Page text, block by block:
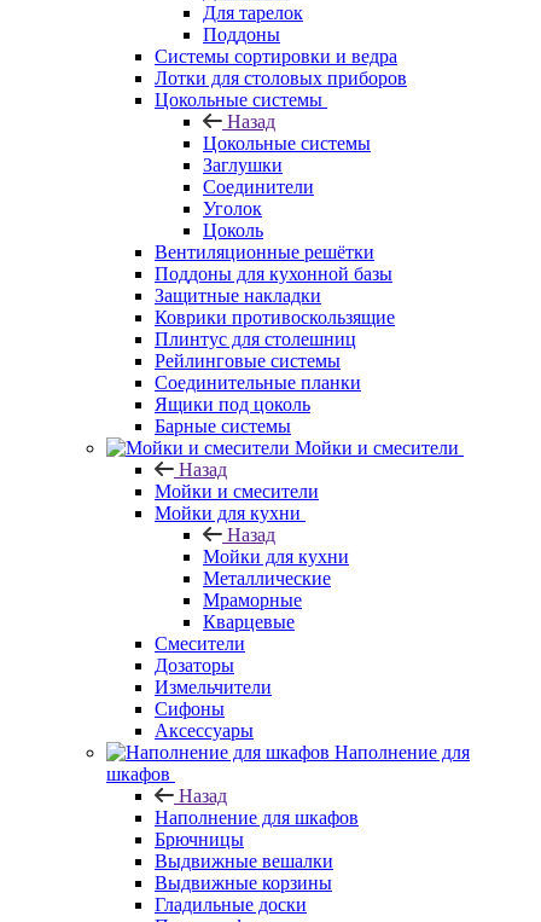
Для тарелок
Поддоны
Системы сортировки и ведра
Лотки для столовых приборов
Цокольные системы
Назад
Цокольные системы
Заглушки
Соединители
Уголок
Цоколь
Вентиляционные решётки
Поддоны для кухонной базы
Защитные накладки
Коврики противоскользящие
Плинтус для столешниц
Рейлинговые системы
Соединительные планки
Ящики под цоколь
Барные системы
Мойки и смесители
Назад
Мойки и смесители
Мойки для кухни
Назад
Мойки для кухни
Металлические
Мраморные
Кварцевые
Смесители
Дозаторы
Измельчители
Сифоны
Аксессуары
Наполнение для
шкафов
Назад
Наполнение для шкафов
Брючницы
Выдвижные вешалки
Выдвижные корзины
Гладильные доски